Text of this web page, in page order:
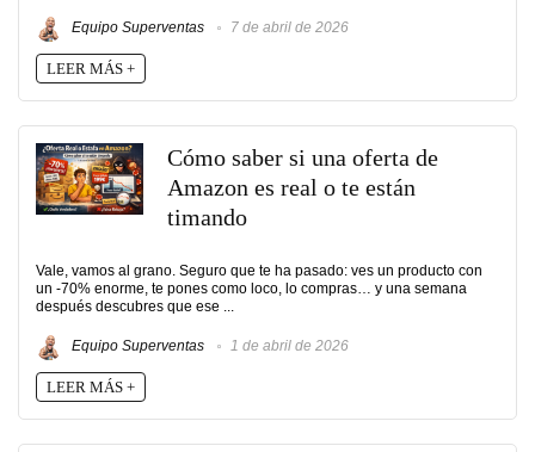
Equipo Superventas 7 de abril de 2026
LEER MÁS +
Cómo saber si una oferta de
Amazon es real o te están
timando
Vale, vamos al grano. Seguro que te ha pasado: ves un producto con
un -70% enorme, te pones como loco, lo compras… y una semana
después descubres que ese ...
Equipo Superventas 1 de abril de 2026
LEER MÁS +